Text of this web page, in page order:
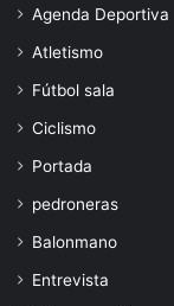
Agenda Deportiva
Atletismo
Fútbol sala
Ciclismo
Portada
pedroneras
Balonmano
Entrevista